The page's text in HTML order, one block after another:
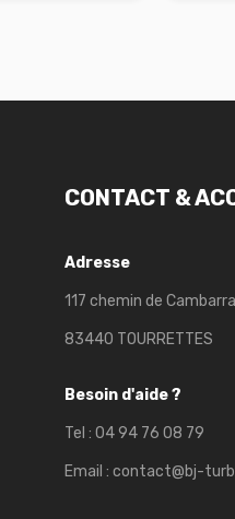
CONTACT &
Adresse
117 chemin de
83440 TOURRETTES
Besoin d'aide ?
Tel : 04 94 76 08 79
Email : contact@bj-